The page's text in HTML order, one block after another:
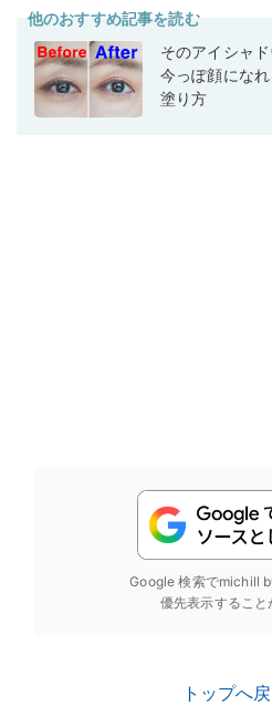
他のおすすめ記事を読む
そのアイシャ
今っぽ顔にな
塗り方
Google 検索でmichill
優先表示すること
トップへ